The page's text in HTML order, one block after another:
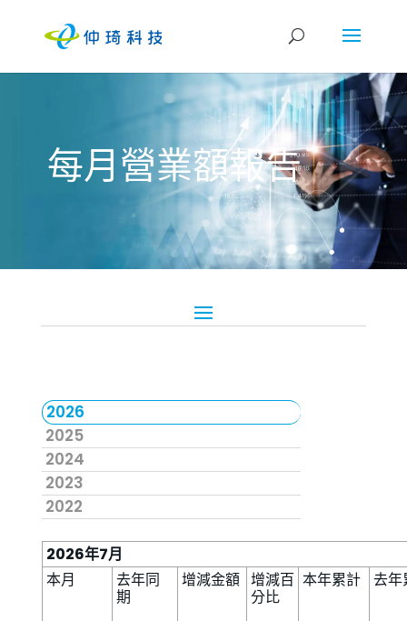
每月營業額報告
2026
2025
2024
2023
2022
2026年7月
本月
去年同
期
增減金額 增減百
分比
本年累計 去年